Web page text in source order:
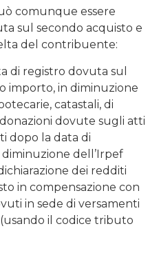
comunque essere
sul secondo acquisto e
del contribuente:
di registro dovuta sul
importo, in diminuzione
catastali, di
dovute sugli atti
dopo la data di
dell’Irpef
dei redditi
in compensazione con
in sede di versamenti
il codice tributo